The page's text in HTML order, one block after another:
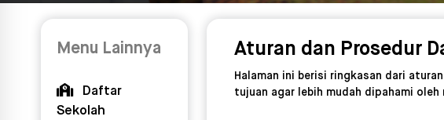
Menu Lainnya
Daftar
Sekolah
Aturan dan Prosedur
Halaman ini berisi ringkasan dari
tujuan agar lebih mudah dipahami oleh